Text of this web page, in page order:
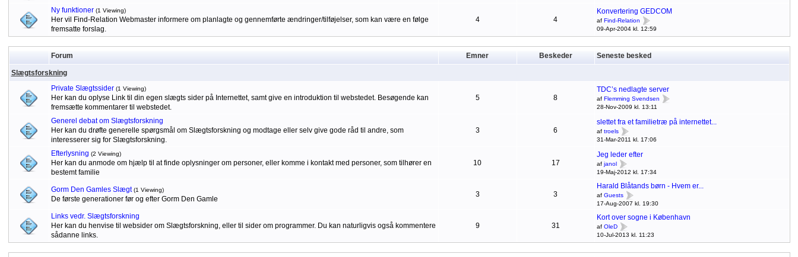
Ny funktioner (1 Viewing)
Her vil Find-Relation Webmaster informere om planlagte og gennemførte ændringer/tilføjelser, som kan være en følge
fremsatte forslag.
4 4
Konvertering GEDCOM
af Find-Relation
09-Apr-2004 kl. 12:59
Forum Emner Beskeder Seneste besked
Slægtsforskning
Private Slægtssider (1 Viewing)
Her kan du oplyse Link til din egen slægts sider på Internettet, samt give en introduktion til webstedet. Besøgende kan
fremsætte kommentarer til webstedet.
5 8
TDC’s nedlagte server
af Flemming Svendsen
28-Nov-2009 kl. 13:11
Generel debat om Slægtsforskning
Her kan du drøfte generelle spørgsmål om Slægtsforskning og modtage eller selv give gode råd til andre, som
interesserer sig for Slægtsforskning.
3 6
slettet fra et familietræ på internettet...
af troels
31-Mar-2011 kl. 17:06
Efterlysning (2 Viewing)
Her kan du anmode om hjælp til at finde oplysninger om personer, eller komme i kontakt med personer, som tilhører en
bestemt familie
10 17
Jeg leder efter
af janol
19-Maj-2012 kl. 17:34
Gorm Den Gamles Slægt (1 Viewing)
De første generationer før og efter Gorm Den Gamle
3 3
Harald Blåtands børn - Hvem er...
af Guests
17-Aug-2007 kl. 19:30
Links vedr. Slægtsforskning
Her kan du henvise til websider om Slægtsforskning, eller til sider om programmer. Du kan naturligvis også kommentere
sådanne links.
9 31
Kort over sogne i København
af OleD
10-Jul-2013 kl. 11:23